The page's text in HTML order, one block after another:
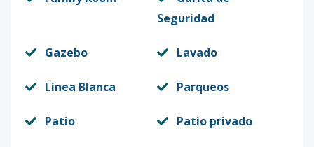
Seguridad
Gazebo Lavado
Línea Blanca Parqueos
Patio Patio privado